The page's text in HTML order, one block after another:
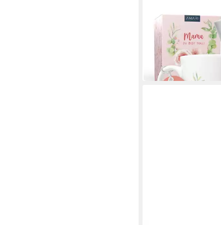
AMARI
Tasse für die Beste
hochwertige
14,99 € UVP 19,99 €
in 2-3 Werktagen bei dir